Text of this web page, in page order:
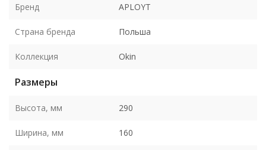
Бренд APLOYT
Страна бренда Польша
Коллекция Okin
Размеры
Высота, мм 290
Ширина, мм 160